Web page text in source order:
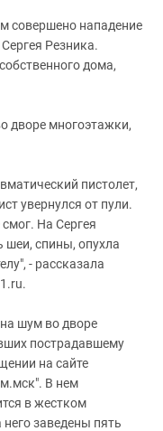
ПАЛЕСТИНУ
В ЧЕЧНЕ
АКТИВИСТОВ
совершено нападение
Резника.
дома,
дворе многоэтажки,
пистолет,
увернулся от пули.
На Сергея
шеи, спины, опухла
- рассказала
шум во дворе
пострадавшему
на сайте
В нем
в жестком
заведены пять